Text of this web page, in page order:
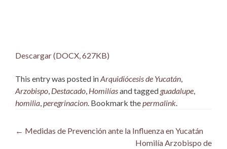
Descargar (DOCX, 627KB)
This entry was posted inArquidiócesis de Yucatán,
Arzobispo, Destacado, Homilíasand tagged guadalupe,
homilia,peregrinacion. Bookmark thepermalink.
Post
← Medidas de Prevención ante la Influenza en Yucatán
Homilía Arzobispo de